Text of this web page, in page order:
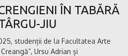
ÎN TABĂRĂ
JIU
studenții de la Facultatea Arte
”, Ursu Adrian și